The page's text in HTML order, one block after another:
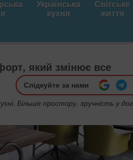
Українська
кухня
Світське
життя
який змінює все
Слідкуйте за нами
Більше простору, зручність у